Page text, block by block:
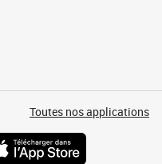
Toutes nos applications